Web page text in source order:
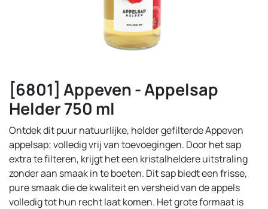
[6801] Appeven - Appelsap
Helder 750 ml
Ontdek dit puur natuurlijke, helder gefilterde Appeven
appelsap; volledig vrij van toevoegingen. Door het sap
extra te filteren, krijgt het een kristalheldere uitstraling
zonder aan smaak in te boeten. Dit sap biedt een frisse,
pure smaak die de kwaliteit en versheid van de appels
volledig tot hun recht laat komen. Het grote formaat is